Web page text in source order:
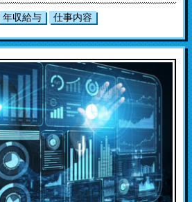
年収給与 仕事内容